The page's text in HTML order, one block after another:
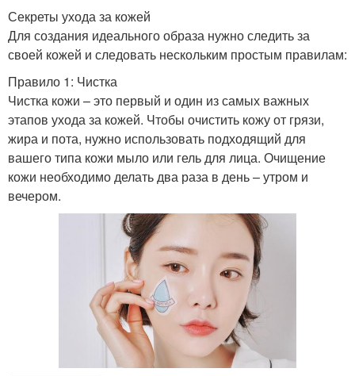
Секреты ухода за кожей
Для создания идеального образа нужно следить за
своей кожей и следовать нескольким простым правилам:
Правило 1: Чистка
Чистка кожи – это первый и один из самых важных
этапов ухода за кожей. Чтобы очистить кожу от грязи,
жира и пота, нужно использовать подходящий для
вашего типа кожи мыло или гель для лица. Очищение
кожи необходимо делать два раза в день – утром и
вечером.